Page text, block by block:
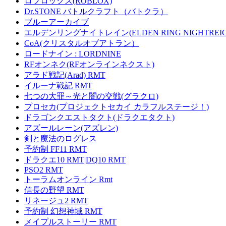
Dr.STONE バトルクラフト（バトクラ）
ブルーアーカイブ
エルデンリングナイトレイン(ELDEN RING
CoA(クリスタルオブアトラン）
ロードナイン : LORDNINE
RFオンネク(RFオンラインネクスト)
アラド戦記(Arad) RMT
イルーナ戦記 RMT
七つの大罪～光と闇の交戦(グラクロ)
プロセカ(プロジェクトセカイ カラフルステージ！)
ドラゴンクエストタクト(ドラクエタクト)
アズールレーン(アズレン)
剣と魔法のログレス
予約制 FF11 RMT
ドラクエ10 RMT|DQ10 RMT
PSO2 RMT
トーラムオンライン Rmt
信長の野望 RMT
リネージュ2 RMT
予約制 幻想神域 RMT
メイプルストーリー RMT